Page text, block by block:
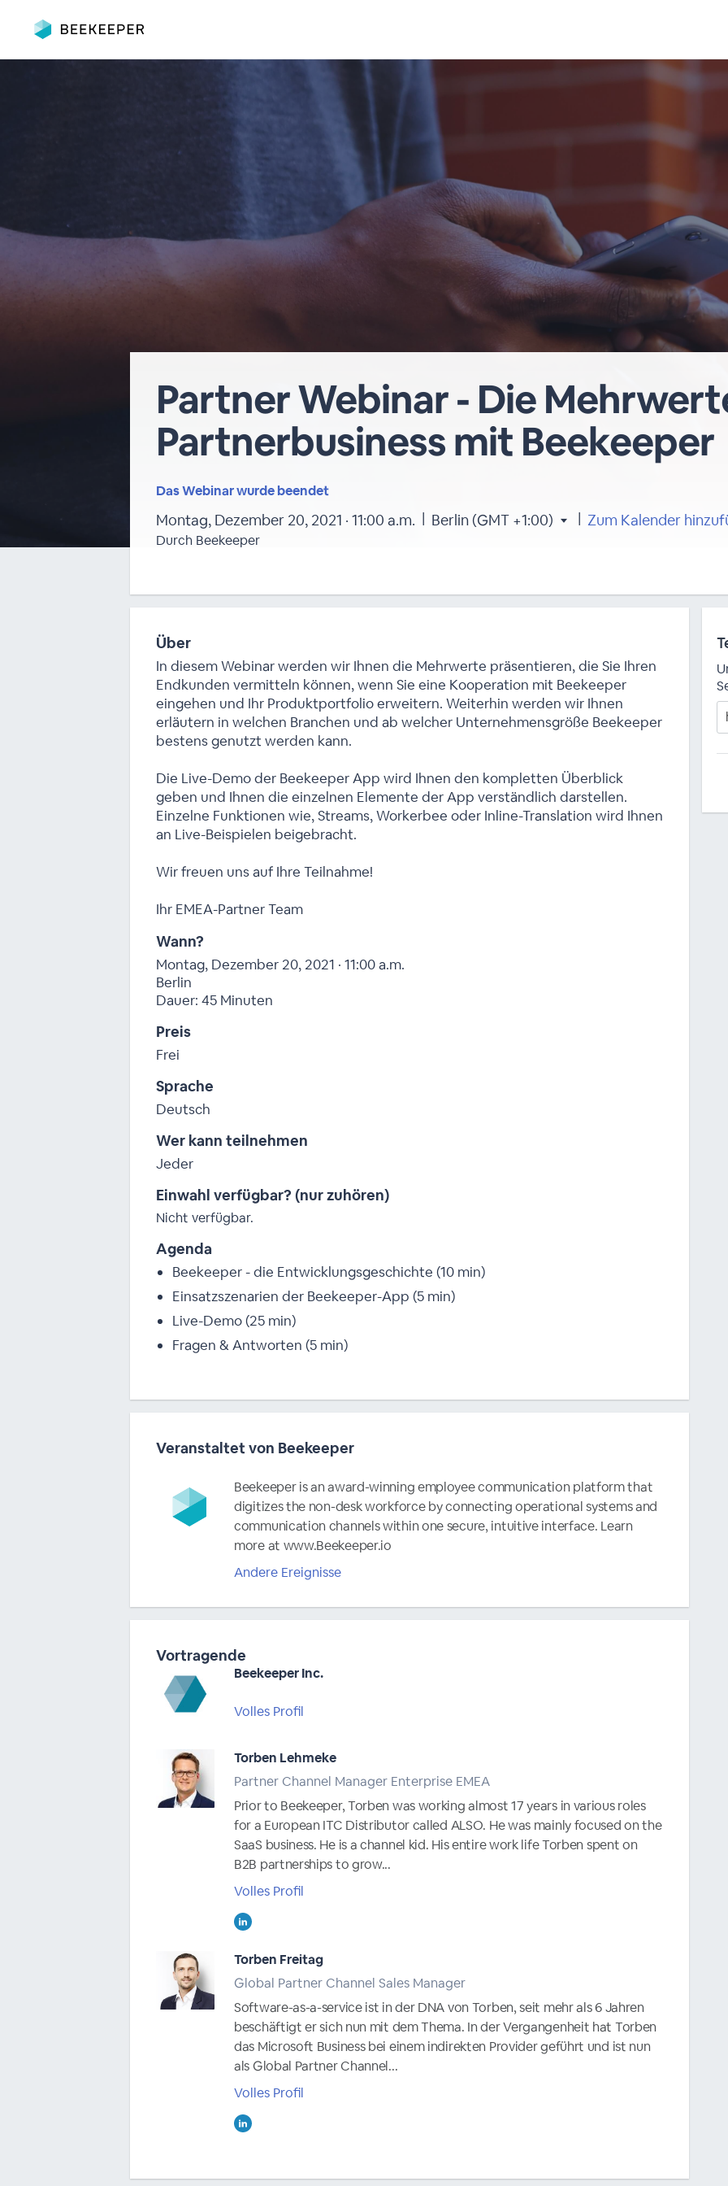
Partner Webinar - Die
Partnerbusiness mit Beekeeper
Das Webinar wurde beendet
Montag, Dezember 20, 2021 · 11:00 a.m. | Berlin (GMT +1:00) | Zum Kalender
Durch Beekeeper
Über
In diesem Webinar werden wir Ihnen die Mehrwerte präsentieren, die Sie Ihren
Endkunden vermitteln können, wenn Sie eine Kooperation mit Beekeeper
eingehen und Ihr Produktportfolio erweitern. Weiterhin werden wir Ihnen
erläutern in welchen Branchen und ab welcher Unternehmensgröße Beekeeper
bestens genutzt werden kann.
Die Live-Demo der Beekeeper App wird Ihnen den kompletten Überblick
geben und Ihnen die einzelnen Elemente der App verständlich darstellen.
Einzelne Funktionen wie, Streams, Workerbee oder Inline-Translation wird Ihnen
an Live-Beispielen beigebracht.
Wir freuen uns auf Ihre Teilnahme!
Ihr EMEA-Partner Team
Wann?
Montag, Dezember 20, 2021 · 11:00 a.m.
Berlin
Dauer: 45 Minuten
Preis
Frei
Sprache
Deutsch
Wer kann teilnehmen
Jeder
Einwahl verfügbar? (nur zuhören)
Nicht verfügbar.
Agenda
Beekeeper - die Entwicklungsgeschichte (10 min)
Einsatzszenarien der Beekeeper-App (5 min)
Live-Demo (25 min)
Fragen & Antworten (5 min)
Veranstaltet von Beekeeper
Beekeeper is an award-winning employee communication platform that
digitizes the non-desk workforce by connecting operational systems and
communication channels within one secure, intuitive interface. Learn
more at www.Beekeeper.io
Andere Ereignisse
Vortragende
Beekeeper Inc.
Volles Profil
Torben Lehmeke
Partner Channel Manager Enterprise EMEA
Prior to Beekeeper, Torben was working almost 17 years in various roles
for a European ITC Distributor called ALSO. He was mainly focused on the
SaaS business. He is a channel kid. His entire work life Torben spent on
B2B partnerships to grow...
Volles Profil
Torben Freitag
Global Partner Channel Sales Manager
Software-as-a-service ist in der DNA von Torben, seit mehr als 6 Jahren
beschäftigt er sich nun mit dem Thema. In der Vergangenheit hat Torben
das Microsoft Business bei einem indirekten Provider geführt und ist nun
als Global Partner Channel...
Volles Profil